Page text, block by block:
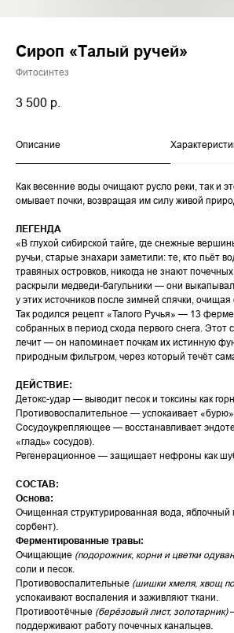
Сироп «Талый ручей»
Фитосинтез
3 500 р.
Описание
Как весенние воды очищают русло реки, так и
омывает почки, возвращая им силу живой
ЛЕГЕНДА
«В глухой сибирской тайге, где снежные
ручьи, старые знахари заметили: те, кто пьёт
травяных островков, никогда не знают
раскрыли медведи-багульники — они
у этих источников после зимней спячки, очищая
Так родился рецепт «Талого Ручья» — 13
собранных в период схода первого снега. Этот
лечит — он напоминает почкам их истинную
природным фильтром, через который течёт
ДЕЙСТВИЕ:
Детокс-удар — выводит песок и токсины как
Противовоспалительное — успокаивает «бурю»
Сосудоукрепляющее — восстанавливает
«гладь» сосудов).
Регенерационное — защищает нефроны как
СОСТАВ:
Основа:
Очищенная структурированная вода, яблочный
сорбент).
Ферментированные травы:
Очищающие (подорожник, корни и цветки
соли и песок.
Противовоспалительные (шишки хмеля, хвощ
успокаивают воспаления и заживляют ткани.
Противоотёчные (берёзовый лист, золотарник)
поддерживают работу почечных канальцев.